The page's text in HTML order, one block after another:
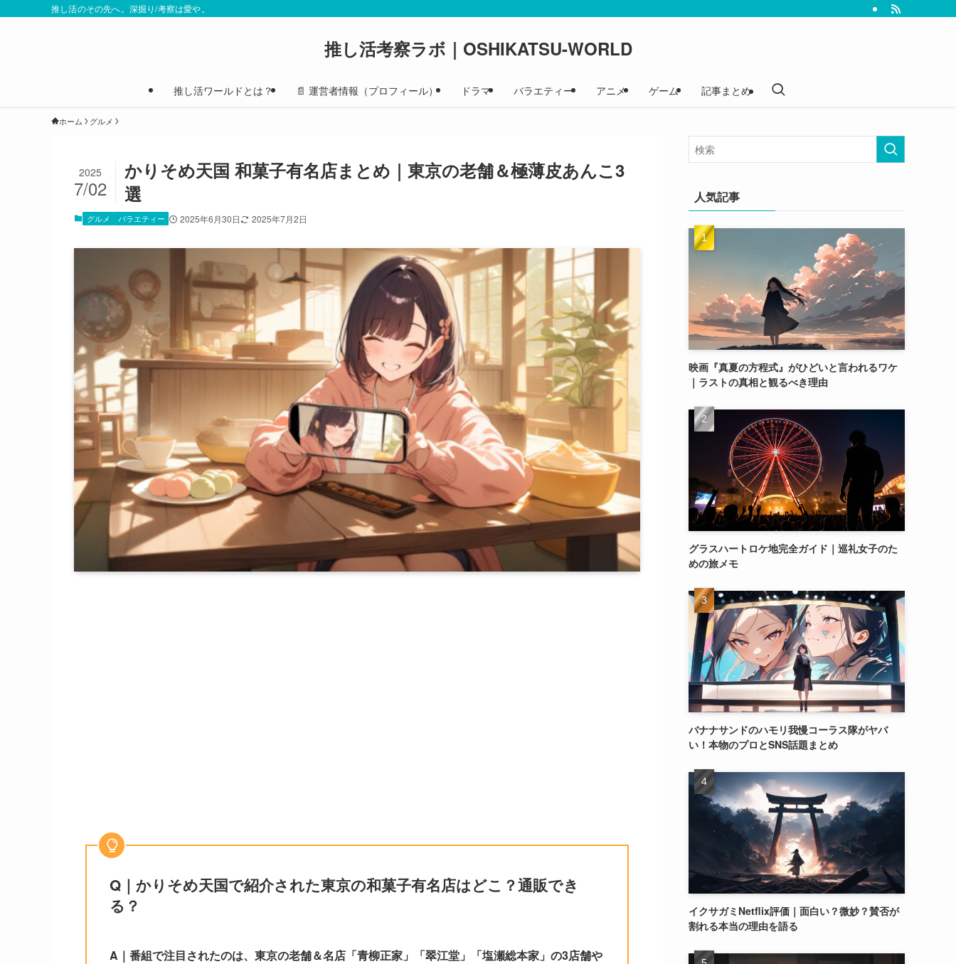
推し活のその先へ。深掘り/考察は愛や。
推し活考察ラボ｜OSHIKATSU-WORLD
推し活ワールドとは？ 📄 運営者情報（プロフィール） ドラマ バラエティー アニメ ゲーム 記事まとめ
ホーム グルメ
かりそめ天国 和菓子有名店まとめ｜東京の老舗＆極薄皮あんこ3
選
2025
7/02
グルメ バラエティー 2025年6月30日 2025年7月2日
Q｜かりそめ天国で紹介された東京の和菓子有名店はどこ？通販でき
る？
A｜番組で注目されたのは、東京の老舗＆名店「青柳正家」「翠江堂」「塩瀬総本家」の3店舗や
人気記事
映画『真夏の方程式』がひどいと言われるワケ
｜ラストの真相と観るべき理由
グラスハートロケ地完全ガイド｜巡礼女子のた
めの旅メモ
バナナサンドのハモリ我慢コーラス隊がヤバ
い！本物のプロとSNS話題まとめ
イクサガミNetflix評価｜面白い？微妙？賛否が
割れる本当の理由を語る